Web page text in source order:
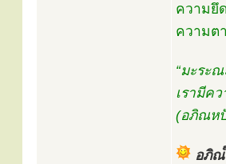
ความยึ
ความต
“มะระ
เรามีค
(อภิณห
อภิณ๎